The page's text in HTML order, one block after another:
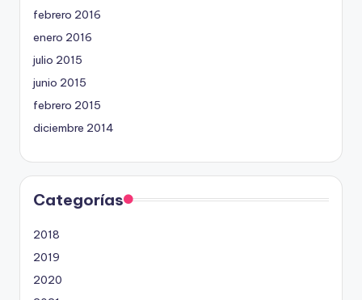
febrero 2016
enero 2016
julio 2015
junio 2015
febrero 2015
diciembre 2014
Categorías
2018
2019
2020